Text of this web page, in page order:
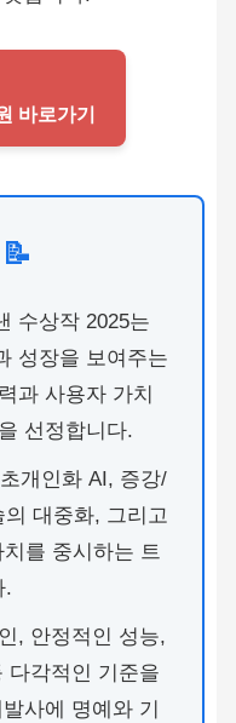
바로가기
수상작 2025는
성장을 보여주는
과 사용자 가치
선정합니다.
개인화 AI, 증강/
대중화, 그리고
를 중시하는 트
.
, 안정적인 성능,
다각적인 기준을
사에 명예와 기